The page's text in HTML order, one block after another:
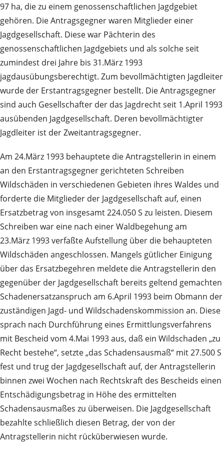
97 ha, die zu einem genossenschaftlichen Jagdgebiet
gehören. Die Antragsgegner waren Mitglieder einer
Jagdgesellschaft. Diese war Pächterin des
genossenschaftlichen Jagdgebiets und als solche seit
zumindest drei Jahre bis 31.März 1993
jagdausübungsberechtigt. Zum bevollmächtigten Jagdleiter
wurde der Erstantragsgegner bestellt. Die Antragsgegner
sind auch Gesellschafter der das Jagdrecht seit 1.April 1993
ausübenden Jagdgesellschaft. Deren bevollmächtigter
Jagdleiter ist der Zweitantragsgegner.
Am 24.März 1993 behauptete die Antragstellerin in einem
an den Erstantragsgegner gerichteten Schreiben
Wildschäden in verschiedenen Gebieten ihres Waldes und
forderte die Mitglieder der Jagdgesellschaft auf, einen
Ersatzbetrag von insgesamt 224.050 S zu leisten. Diesem
Schreiben war eine nach einer Waldbegehung am
23.März 1993 verfaßte Aufstellung über die behaupteten
Wildschäden angeschlossen. Mangels gütlicher Einigung
über das Ersatzbegehren meldete die Antragstellerin den
gegenüber der Jagdgesellschaft bereits geltend gemachten
Schadenersatzanspruch am 6.April 1993 beim Obmann der
zuständigen Jagd‑ und Wildschadenskommission an. Diese
sprach nach Durchführung eines Ermittlungsverfahrens
mit Bescheid vom 4.Mai 1993 aus, daß ein Wildschaden „zu
Recht bestehe“, setzte „das Schadensausmaß“ mit 27.500 S
fest und trug der Jagdgesellschaft auf, der Antragstellerin
binnen zwei Wochen nach Rechtskraft des Bescheids einen
Entschädigungsbetrag in Höhe des ermittelten
Schadensausmaßes zu überweisen. Die Jagdgesellschaft
bezahlte schließlich diesen Betrag, der von der
Antragstellerin nicht rücküberwiesen wurde.